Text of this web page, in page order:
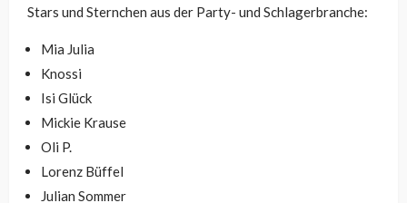
Stars und Sternchen aus der Party- und Schlagerbranche:
Mia Julia
Knossi
Isi Glück
Mickie Krause
Oli P.
Lorenz Büffel
Julian Sommer